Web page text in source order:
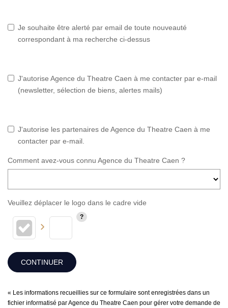
Je souhaite être alerté par email de toute nouveauté
correspondant à ma recherche ci-dessus
J'autorise Agence du Theatre Caen à me contacter par e-mail
(newsletter, sélection de biens, alertes mails)
J'autorise les partenaires de Agence du Theatre Caen à me
contacter par e-mail.
Comment avez-vous connu Agence du Theatre Caen ?
Veuillez déplacer le logo dans le cadre vide
CONTINUER
« Les informations recueillies sur ce formulaire sont enregistrées dans un
fichier informatisé par Agence du Theatre Caen pour gérer votre demande de